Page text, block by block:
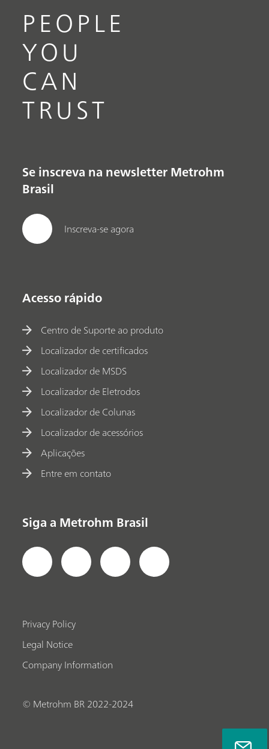
PEOPLE
YOU
CAN
TRUST
Se inscreva na newsletter Metrohm
Brasil
Inscreva-se agora
Acesso rápido
Centro de Suporte ao produto
Localizador de certificados
Localizador de MSDS
Localizador de Eletrodos
Localizador de Colunas
Localizador de acessórios
Aplicações
Entre em contato
Siga a Metrohm Brasil
Privacy Policy
Legal Notice
Company Information
© Metrohm BR 2022-2024